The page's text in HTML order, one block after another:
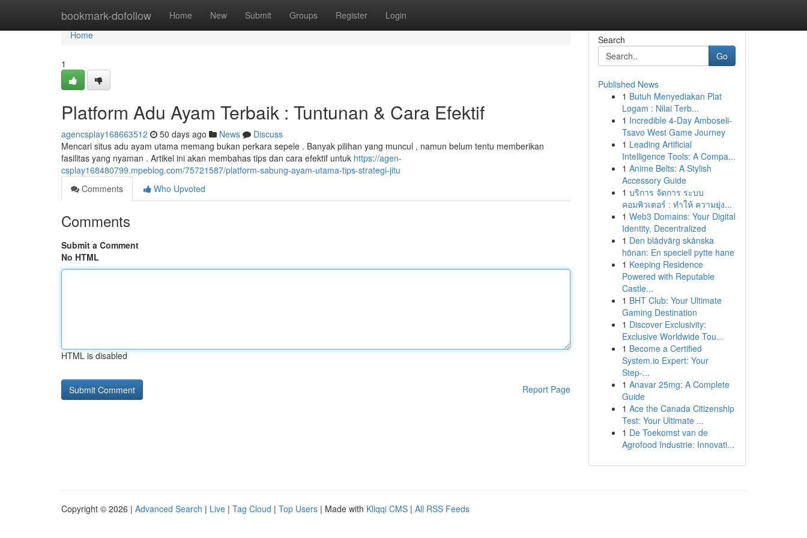
bookmark-dofollow Home New Submit Groups Register Login
Home
Home
1
Platform Adu Ayam Terbaik : Tuntunan & Cara Efektif
agencsplay168663512 50 days ago News
Discuss
Mencari situs adu ayam utama memang bukan perkara sepele . Banyak pilihan yang muncul , namun belum tentu memberikan
fasilitas yang nyaman . Artikel ini akan membahas tips dan cara efektif untuk https://agen-
csplay168480799.mpeblog.com/75721587/platform-sabung-ayam-utama-tips-strategi-jitu
Comments
Who Upvoted
Comments
Submit a Comment
No HTML
HTML is disabled
Report Page
Search
Go
Published News
1 Butuh Menyediakan Plat
Logam : Nilai Terb...
1 Incredible 4-Day Amboseli-
Tsavo West Game Journey
1 Leading Artificial
Intelligence Tools: A Compa...
1 Anime Belts: A Stylish
Accessory Guide
1 บริการ จัดการ ระบบ
คอมพิวเตอร์ : ทำให้ ความยุ่ง...
1 Web3 Domains: Your Digital
Identity, Decentralized
1 Den blådvärg skånska
hönan: En speciell pytte hane
1 Keeping Residence
Powered with Reputable
Castle...
1 BHT Club: Your Ultimate
Gaming Destination
1 Discover Exclusivity:
Exclusive Worldwide Tou...
1 Become a Certified
System.io Expert: Your
Step-...
1 Anavar 25mg: A Complete
Guide
1 Ace the Canada Citizenship
Test: Your Ultimate ...
1 De Toekomst van de
Agrofood Industrie: Innovati...
Copyright © 2026 | Advanced Search | Live | Tag Cloud | Top Users | Made with Kliqqi CMS | All RSS Feeds